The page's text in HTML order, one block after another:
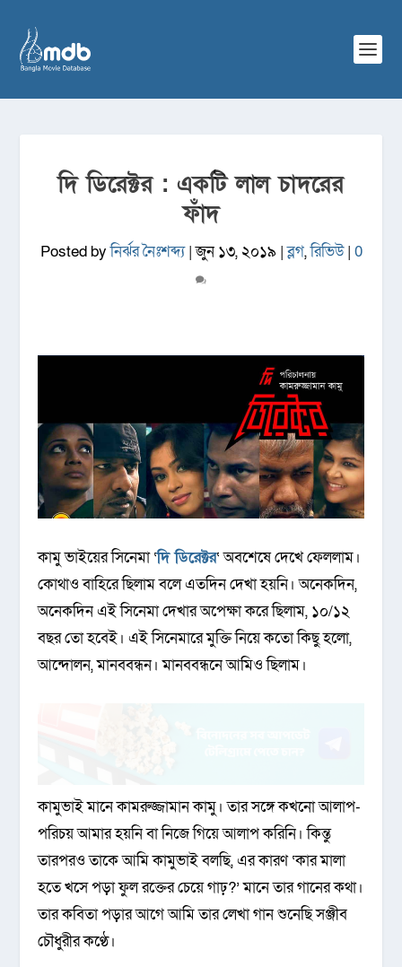
দি ডিরেক্টর : একটি লাল চাদরের
ফাঁদ
Posted byনির্ঝর নৈঃশব্দ্য|জুন ১৩, ২০১৯ |ব্লগ,রিভিউ| 0
কামু ভাইয়ের সিনেমা ‘দি ডিরেক্টর‘ অবশেষে দেখে ফেললাম।
কোথাও বাহিরে ছিলাম বলে এতদিন দেখা হয়নি। অনেকদিন,
অনেকদিন এই সিনেমা দেখার অপেক্ষা করে ছিলাম, ১০/১২
বছর তো হবেই। এই সিনেমারে মুক্তি নিয়ে কতো কিছু হলো,
আন্দোলন, মানববন্ধন। মানববন্ধনে আমিও ছিলাম।
কামুভাই মানে কামরুজ্জামান কামু। তার সঙ্গে কখনো আলাপ-
পরিচয় আমার হয়নি বা নিজে গিয়ে আলাপ করিনি। কিন্তু
তারপরও তাকে আমি কামুভাই বলছি, এর কারণ ‘কার মালা
হতে খসে পড়া ফুল রক্তের চেয়ে গাঢ়?’ মানে তার গানের কথা।
তার কবিতা পড়ার আগে আমি তার লেখা গান শুনেছি সঞ্জীব
চৌধুরীর কণ্ঠে।